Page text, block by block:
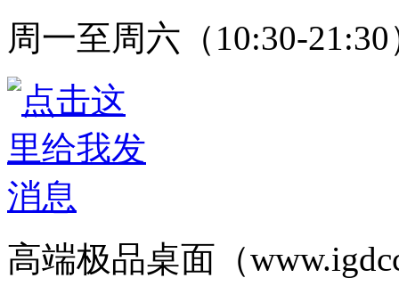
周一至周六（10:30-21:30
高端极品桌面（